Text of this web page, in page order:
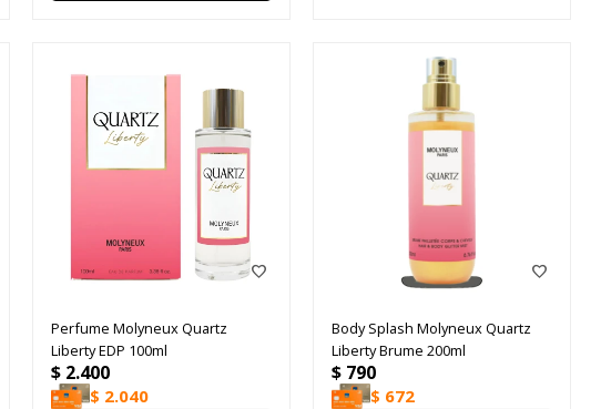
Perfume Molyneux Quartz
Liberty EDP 100ml
$ 2.400
$ 2.040
Body Splash Molyneux Quartz
Liberty Brume 200ml
$ 790
$ 672